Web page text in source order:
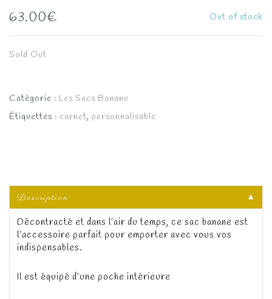
63.00€ Out of stock
Sold Out
Catégorie : Les Sacs Banane
Étiquettes : carnet, personnalisable
Description
▼
Décontracté et dans l’air du temps, ce sac banane est
l’accessoire parfait pour emporter avec vous vos
indispensables.
Il est équipé d’une poche intérieure